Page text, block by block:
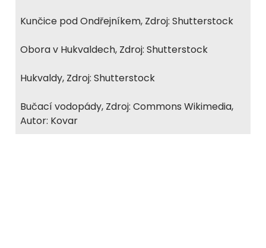
Kunčice pod Ondřejníkem, Zdroj: Shutterstock
Obora v Hukvaldech, Zdroj: Shutterstock
Hukvaldy, Zdroj: Shutterstock
Bučací vodopády, Zdroj: Commons Wikimedia,
Autor: Kovar